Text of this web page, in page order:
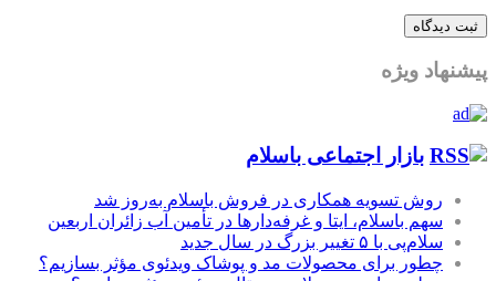
پیشنهاد ویژه
بازار اجتماعی باسلام
روش تسویه همکاری در فروش باسلام به‌روز شد
سهم باسلام، ایتا و غرفه‌دارها در تأمین آب زائران اربعین
سلام‌پی با ۵ تغییر بزرگ در سال جدید
چطور برای محصولات مد و پوشاک ویدئوی مؤثر بسازیم؟